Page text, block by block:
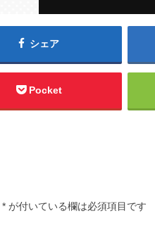
シェア
Pocket
* が付いている欄は必須項目です